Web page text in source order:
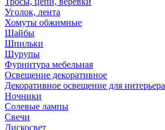
Уголок, лента
Хомуты обжимные
Шайбы
Шпильки
Шурупы
Фурнитура мебельная
Освещение декоративное
Декоративное освещение для интерьера
Ночники
Солевые лампы
Свечи
Дискосвет